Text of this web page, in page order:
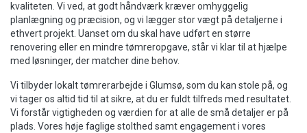
kvaliteten. Vi ved, at godt håndværk kræver omhyggelig
planlægning og præcision, og vi lægger stor vægt på detaljerne i
ethvert projekt. Uanset om du skal have udført en større
renovering eller en mindre tømreropgave, står vi klar til at hjælpe
med løsninger, der matcher dine behov.
Vi tilbyder lokalt tømrerarbejde i Glumsø, som du kan stole på, og
vi tager os altid tid til at sikre, at du er fuldt tilfreds med resultatet.
Vi forstår vigtigheden og værdien for at alle de små detaljer er på
plads. Vores høje faglige stolthed samt engagement i vores